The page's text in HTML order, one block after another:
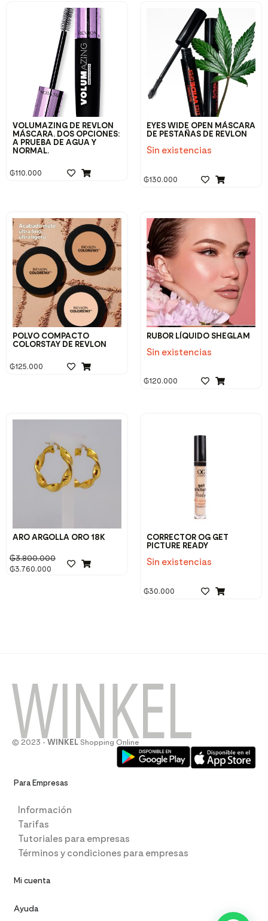
VOLUMAZING DE REVLON
MÁSCARA. DOS OPCIONES:
A PRUEBA DE AGUA Y
NORMAL.
₲110.000
EYES WIDE OPEN MÁSCARA
DE PESTAÑAS DE REVLON
Sin existencias
₲130.000
POLVO COMPACTO
COLORSTAY DE REVLON
₲125.000
RUBOR LÍQUIDO SHEGLAM
Sin existencias
₲120.000
ARO ARGOLLA ORO 18K
₲3.800.000
₲3.760.000
CORRECTOR OG GET
PICTURE READY
Sin existencias
₲30.000
© 2023 - WINKEL Shopping Online
Para Empresas
Información
Tarifas
Tutoriales para empresas
Términos y condiciones para empresas
Mi cuenta
Ayuda